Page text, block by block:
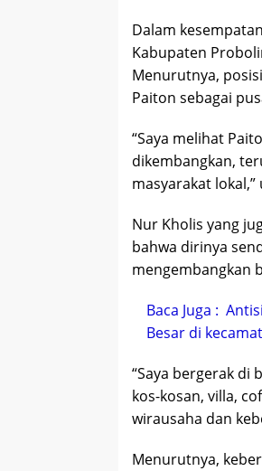
Dalam
Kabupaten
Menurutnya,
Paiton sebagai
“Saya melihat
dikembangkan,
masyarakat
Nur Kholis yang
bahwa dirinya
mengembangkan
Baca Juga :
Besar di
“Saya bergerak di
kos-kosan, villa,
wirausaha dan
Menurutnya,